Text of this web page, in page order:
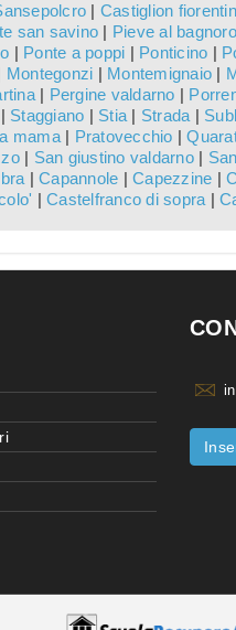
| Castiglion
san savino | Pieve al bagnoro
| Ponte a poppi | Ponticino |
Montegonzi | Montemignaio |
| Pergine valdarno |
| Staggiano | Stia | Strada |
mama| Pratovecchio |
| San giustino valdarno|
| Capannole | Capezzine |
| Castelfranco di sopra |